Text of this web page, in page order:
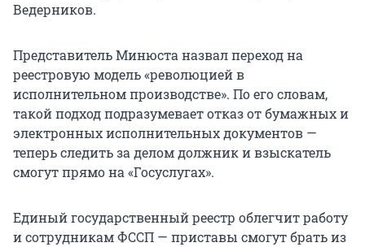
Ведерников.
Представитель Минюста назвал переход на
реестровую модель «революцией в
исполнительном производстве». По его словам,
такой подход подразумевает отказ от бумажных и
электронных исполнительных документов —
теперь следить за делом должник и взыскатель
смогут прямо на «Госуслугах».
Единый государственный реестр облегчит работу
и сотрудникам ФССП — приставы смогут брать из